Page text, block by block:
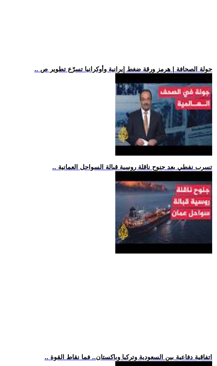
.. جولة الصحافة | هرمز ورقة ضغط إيرانية وأوكرانيا تسرّع تطوير ص
.. تسرب نفطي بعد جنوح ناقلة روسية قبالة السواحل العمانية
.. اتفاقية دفاعية بين السعودية وتركيا وباكستان.. فما نقاط القوة